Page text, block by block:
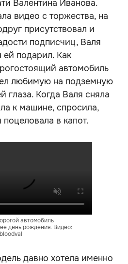
Валентина Иванова.
видео с торжества, на
присутствовал и
подписчиц, Валя
ей подарил. Как
автомобиль
любимую на подземную
глаза. Когда Валя сняла
к машине, спросила,
в капот.
автомобиль
день рождения. Видео:
давно хотела именно